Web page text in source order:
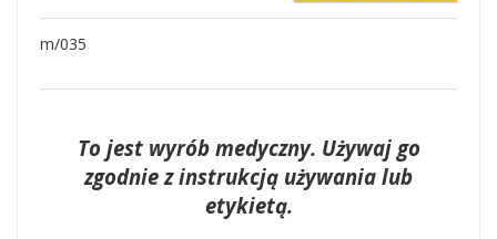
m/035
To jest wyrób medyczny. Używaj go
zgodnie z instrukcją używania lub
etykietą.